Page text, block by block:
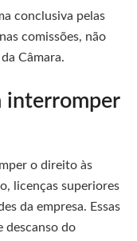
conclusiva pelas
comissões, não
Câmara.
interromper
o direito às
licenças superiores
da empresa. Essas
descanso do